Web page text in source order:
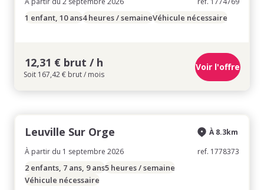
1 enfant, 10 ans4 heures / semaineVéhicule nécessaire
12,31 € brut / h
Soit 167,42 € brut / mois
Voir l'offre
Leuville Sur Orge
À partir du 1 septembre 2026
À 8.3km
ref. 1778373
2 enfants, 7 ans, 9 ans5 heures / semaine
Véhicule nécessaire